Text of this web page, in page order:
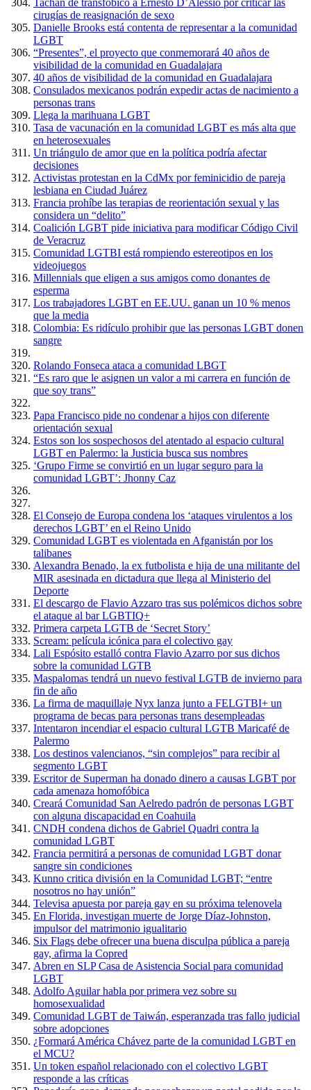
Tachan de transfóbico a Ernesto D’Alessio por criticar las
cirugías de reasignación de sexo
Danielle Brooks está contenta de representar a la comunidad
LGBT
“Presentes”, el proyecto que conmemorará 40 años de
visibilidad de la comunidad en Guadalajara
40 años de visibilidad de la comunidad en Guadalajara
Consulados mexicanos podrán expedir actas de nacimiento a
personas trans
Llega la marihuana LGBT
Tasa de vacunación en la comunidad LGBT es más alta que
en heterosexuales
Un triángulo de amor que en la política podría afectar
decisiones
Activistas protestan en la CdMx por feminicidio de pareja
lesbiana en Ciudad Juárez
Francia prohíbe las terapias de reorientación sexual y las
considera un “delito”
Coalición LGBT pide iniciativa para modificar Código Civil
de Veracruz
Comunidad LGTBI está rompiendo estereotipos en los
videojuegos
Millennials que eligen a sus amigos como donantes de
esperma
Los trabajadores LGBT en EE.UU. ganan un 10 % menos
que la media
Colombia: Es ridículo prohibir que las personas LGBT donen
sangre
Rolando Fonseca ataca a comunidad LBGT
“Es raro que le asignen un valor a mi carrera en función de
que soy trans”
Papa Francisco pide no condenar a hijos con diferente
orientación sexual
Estos son los sospechosos del atentado al espacio cultural
LGBT en Palermo: la Justicia busca sus nombres
‘Grupo Firme se convirtió en un lugar seguro para la
comunidad LGBT’: Jhonny Caz
El Consejo de Europa condena los ‘ataques virulentos a los
derechos LGBT’ en el Reino Unido
Comunidad LGBT es violentada en Afganistán por los
talibanes
Alexandra Benado, la ex futbolista e hija de una militante del
MIR asesinada en dictadura que llega al Ministerio del
Deporte
El descargo de Flavio Azzaro tras sus polémicos dichos sobre
el ataque al bar LGBTIQ+
Primera carpeta LGTB de ‘Secret Story’
Scream: película icónica para el colectivo gay
Lali Espósito estalló contra Flavio Azarro por sus dichos
sobre la comunidad LGTB
Maspalomas tendrá un nuevo festival LGTB de invierno para
fin de año
La firma de maquillaje Nyx lanza junto a FELGTBI+ un
programa de becas para personas trans desempleadas
Intentaron incendiar el espacio cultural LGTB Maricafé de
Palermo
Los destinos valencianos, “sin complejos” para recibir al
segmento LGBT
Escritor de Superman ha donado dinero a causas LGBT por
cada amenaza homofóbica
Creará Comunidad San Aelredo padrón de personas LGBT
con alguna discapacidad en Coahuila
CNDH condena dichos de Gabriel Quadri contra la
comunidad LGBT
Francia permitirá a personas de comunidad LGBT donar
sangre sin condiciones
Kunno critica división en la Comunidad LGBT; “entre
nosotros no hay unión”
Televisa apuesta por pareja gay en su próxima telenovela
En Florida, investigan muerte de Jorge Díaz-Johnston,
impulsor del matrimonio igualitario
Six Flags debe ofrecer una buena disculpa pública a pareja
gay, afirma la Copred
Abren en SLP Casa de Asistencia Social para comunidad
LGBT
Adolfo Aguilar habla por primera vez sobre su
homosexualidad
Comunidad LGBT de Taiwán, esperanzada tras fallo judicial
sobre adopciones
¿Formará América Chávez parte de la comunidad LGBT en
el MCU?
Un token español relacionado con el colectivo LGBT
responde a las críticas